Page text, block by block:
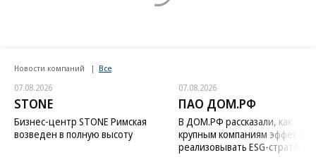
Новости компаний Все
07.08.2026
STONE
Бизнес-центр STONE Римская
возведен в полную высоту
07.08.2026
ПАО ДОМ.РФ
В ДОМ.РФ рассказали, как
крупным компаниям
реализовывать ESG-стратегию